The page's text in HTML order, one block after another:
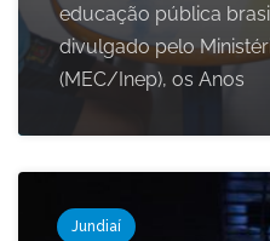
educação pública
divulgado pelo
(MEC/Inep), os Anos
Jundiaí